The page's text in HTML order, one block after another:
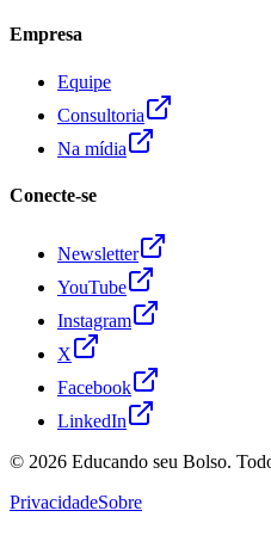
Empresa
Equipe
Consultoria
Na mídia
Conecte-se
Newsletter
YouTube
Instagram
X
Facebook
LinkedIn
© 2026 Educando seu Bolso.
PrivacidadeSobre